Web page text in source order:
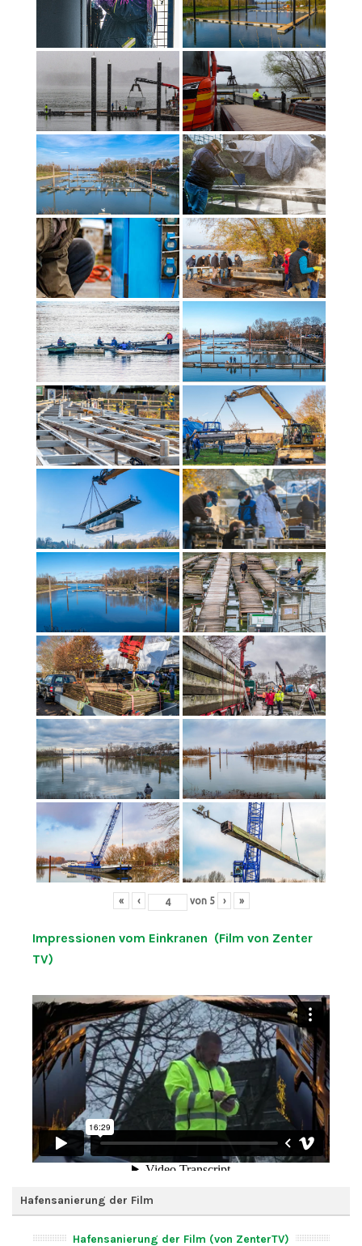
« ‹ von 5 › »
Impressionen vom Einkranen (Film von Zenter
TV)
Hafensanierung der Film
Hafensanierung der Film (von ZenterTV)